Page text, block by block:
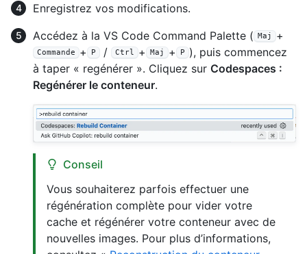
Enregistrez vos modifications.
Accédez à la VS Code Command Palette (
Maj +
Commande + P / Ctrl + Maj + P
), puis commencez
à taper « regénérer ». Cliquez sur Codespaces :
Regénérer le conteneur.
Conseil
Vous souhaiterez parfois effectuer une
régénération complète pour vider votre
cache et régénérer votre conteneur avec de
nouvelles images. Pour plus d’informations,